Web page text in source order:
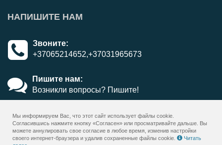
НАПИШИТЕ НАМ
Звоните:
+37065214652,+37031965673
Пишите нам:
Возникли вопросы? Пишите!
Мы информируем Вас, что этот сайт использует файлы cookie.
Согласившись нажмите кнопку «Согласен» или просматривайте дальше. Вы
можете аннулировать свое согласие в любое время, изменив настройки
своего интернет-браузера и удалив сохраненные файлы cookie.
Читать